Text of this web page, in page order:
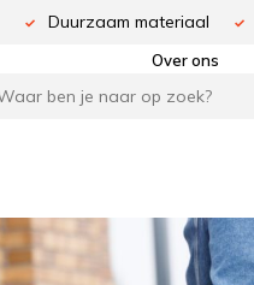
Duurzaam materiaal
Over ons